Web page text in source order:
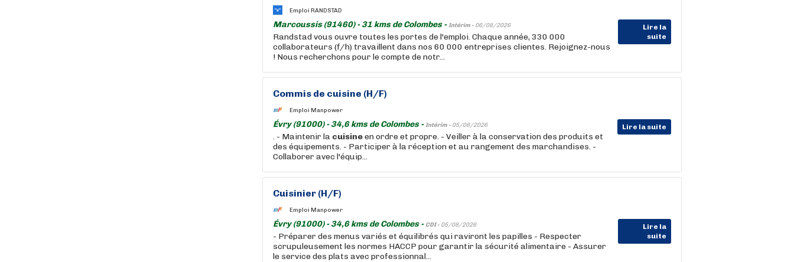
Emploi RANDSTAD
Marcoussis (91460) - 31 kms de Colombes -Intérim - 06/08/2026
Lire la
suite
Randstad vous ouvre toutes les portes de l'emploi. Chaque année, 330 000
collaborateurs (f/h) travaillent dans nos 60 000 entreprises clientes. Rejoignez-nous
! Nous recherchons pour le compte de notr...
Commis de cuisine (H/F)
Emploi Manpower
Évry (91000) - 34,6 kms de Colombes -Intérim - 05/08/2026 Lire la suite
. - Maintenir la cuisineen ordre et propre. - Veiller à la conservation des produits et
des équipements. - Participer à la réception et au rangement des marchandises. -
Collaborer avec l'équip...
Cuisinier (H/F)
Emploi Manpower
Évry (91000) - 34,6 kms de Colombes - CDI - 05/08/2026
Lire la
suite
- Préparer des menus variés et équilibrés qui raviront les papilles - Respecter
scrupuleusement les normes HACCP pour garantir la sécurité alimentaire - Assurer
le service des plats avec professionnal...